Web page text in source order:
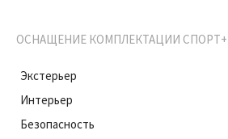
ОСНАЩЕНИЕ КОМПЛЕКТАЦИИ СПОРТ+
Экстерьер
Интерьер
Безопасность